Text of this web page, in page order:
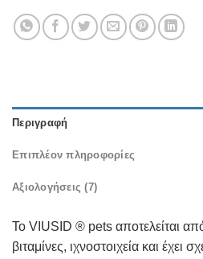
Περιγραφή
Επιπλέον πληροφορίες
Αξιολογήσεις (7)
Το VIUSID ® pets αποτελείται από
βιταμίνες, ιχνοστοιχεία και έχει